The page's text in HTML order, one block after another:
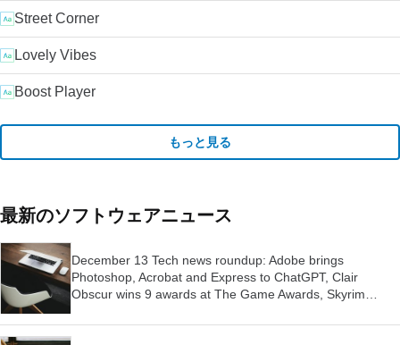
Street Corner
Lovely Vibes
Boost Player
もっと見る
最新のソフトウェアニュース
December 13 Tech news roundup: Adobe brings
Photoshop, Acrobat and Express to ChatGPT, Clair
Obscur wins 9 awards at The Game Awards, Skyrim